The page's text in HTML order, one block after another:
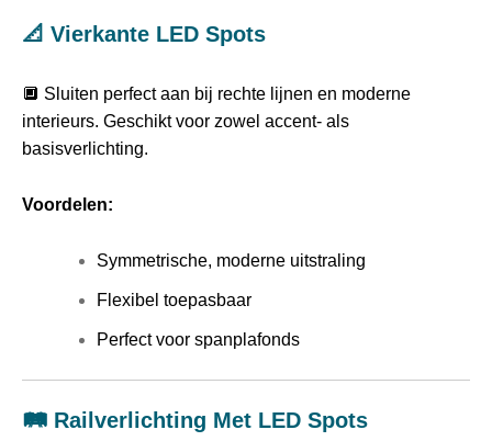
📐 Vierkante LED Spots
🔲 Sluiten perfect aan bij rechte lijnen en moderne
interieurs. Geschikt voor zowel accent- als
basisverlichting.
Voordelen:
Symmetrische, moderne uitstraling
Flexibel toepasbaar
Perfect voor spanplafonds
🛤️ Railverlichting Met LED Spots